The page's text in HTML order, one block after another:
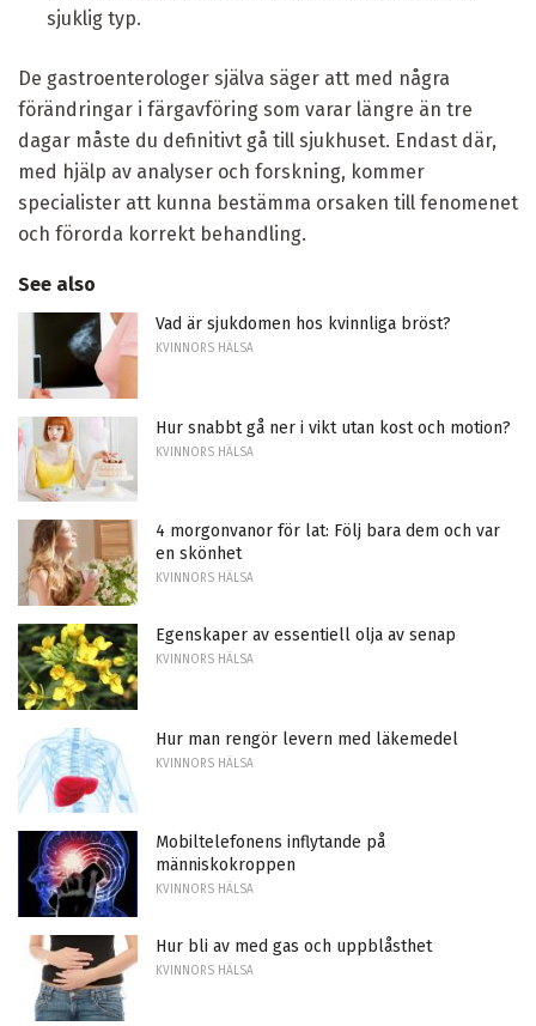
sjuklig typ.
De gastroenterologer själva säger att med några
förändringar i färgavföring som varar längre än tre
dagar måste du definitivt gå till sjukhuset. Endast där,
med hjälp av analyser och forskning, kommer
specialister att kunna bestämma orsaken till fenomenet
och förorda korrekt behandling.
See also
Vad är sjukdomen hos kvinnliga bröst?
KVINNORS HÄLSA
Hur snabbt gå ner i vikt utan kost och motion?
KVINNORS HÄLSA
4 morgonvanor för lat: Följ bara dem och var
en skönhet
KVINNORS HÄLSA
Egenskaper av essentiell olja av senap
KVINNORS HÄLSA
Hur man rengör levern med läkemedel
KVINNORS HÄLSA
Mobiltelefonens inflytande på
människokroppen
KVINNORS HÄLSA
Hur bli av med gas och uppblåsthet
KVINNORS HÄLSA